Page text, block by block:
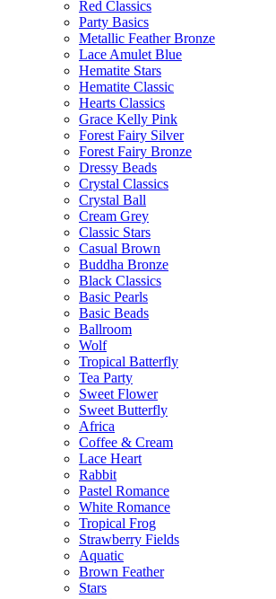
Red Classics
Party Basics
Metallic Feather Bronze
Lace Amulet Blue
Hematite Stars
Hematite Classic
Hearts Classics
Grace Kelly Pink
Forest Fairy Silver
Forest Fairy Bronze
Dressy Beads
Crystal Classics
Crystal Ball
Cream Grey
Classic Stars
Casual Brown
Buddha Bronze
Black Classics
Basic Pearls
Basic Beads
Ballroom
Wolf
Tropical Batterfly
Tea Party
Sweet Flower
Sweet Butterfly
Africa
Coffee & Cream
Lace Heart
Rabbit
Pastel Romance
White Romance
Tropical Frog
Strawberry Fields
Aquatic
Brown Feather
Stars